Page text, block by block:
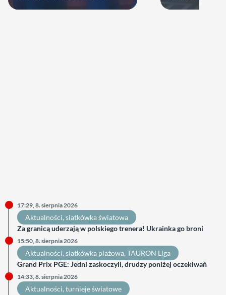
17:29, 8. sierpnia 2026
Aktualności, siatkówka światowa
Za granicą uderzają w polskiego trenera! Ukrainka go broni
15:50, 8. sierpnia 2026
Aktualności, siatkówka plażowa, TAURON Liga
Grand Prix PGE: Jedni zaskoczyli, drudzy poniżej oczekiwań
14:33, 8. sierpnia 2026
Aktualności, turnieje światowe